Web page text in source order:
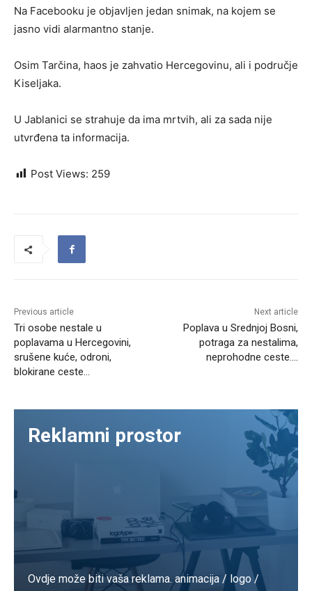
Na Facebooku je objavljen jedan snimak, na kojem se
jasno vidi alarmantno stanje.
Osim Tarčina, haos je zahvatio Hercegovinu, ali i područje
Kiseljaka.
U Jablanici se strahuje da ima mrtvih, ali za sada nije
utvrđena ta informacija.
Post Views: 259
Previous article
Tri osobe nestale u
poplavama u Hercegovini,
srušene kuće, odroni,
blokirane ceste…
Next article
Poplava u Srednjoj Bosni,
potraga za nestalima,
neprohodne ceste….
Reklamni prostor
Ovdje može biti vaša reklama. animacija / logo /